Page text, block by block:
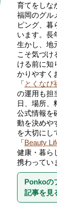
育てをしな
福岡のグル
ピング、暮
います。長
生かし、地
こそ気づけ
ける前に知
かりやすく
「とくなび
の運用も担
日、場所、
公式情報を
動を決めや
を大切にし
「Beauty
健康・暮ら
携わってい
Ponkoの
記事を見